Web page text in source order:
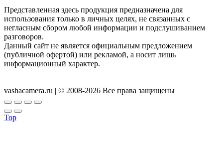
Представленная здесь продукция предназначена для
использования только в личных целях, не связанных с
негласным сбором любой информации и подслушиванием
разговоров.
Данный сайт не является официальным предложением
(публичной офертой) или рекламой, а носит лишь
информационный характер.
vashacamera.ru | © 2008-2026 Все права защищены
Top